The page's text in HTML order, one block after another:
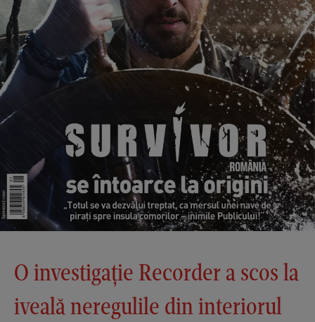
O investigație Recorder a scos la
iveală neregulile din interiorul